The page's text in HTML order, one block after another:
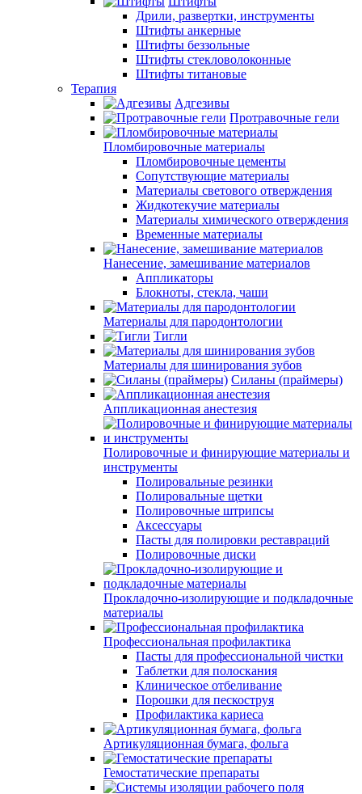
Дрили, развертки, инструменты
Штифты анкерные
Штифты беззольные
Штифты стекловолоконные
Штифты титановые
Терапия
Адгезивы
Протравочные гели
Пломбировочные материалы
Пломбировочные цементы
Сопутствующие материалы
Материалы светового отверждения
Жидкотекучие материалы
Материалы химического отверждения
Временные материалы
Нанесение, замешивание материалов
Аппликаторы
Блокноты, стекла, чаши
Материалы для пародонтологии
Тигли
Материалы для шинирования зубов
Силаны (праймеры)
Аппликационная анестезия
Полировочные и финирующие материалы и
инструменты
Полировальные резинки
Полировальные щетки
Полировочные штрипсы
Аксессуары
Пасты для полировки реставраций
Полировочные диски
Прокладочно-изолирующие и подкладочные
материалы
Профессиональная профилактика
Пасты для профессиональной чистки
Таблетки для полоскания
Клиническое отбеливание
Порошки для пескоструя
Профилактика кариеса
Артикуляционная бумага, фольга
Гемостатические препараты